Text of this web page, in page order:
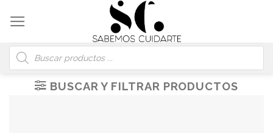
content
Búsqueda
de
productos
BUSCAR Y FILTRAR PRODUCTOS